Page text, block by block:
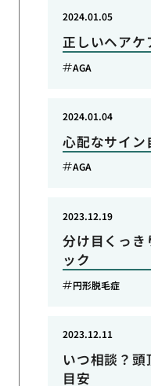
正しいヘア
2024.01.05
AGA
心配なサイン
2024.01.04
AGA
分け目くっき
ック
2023.12.19
円形脱毛症
いつ相談？
目安
2023.12.11